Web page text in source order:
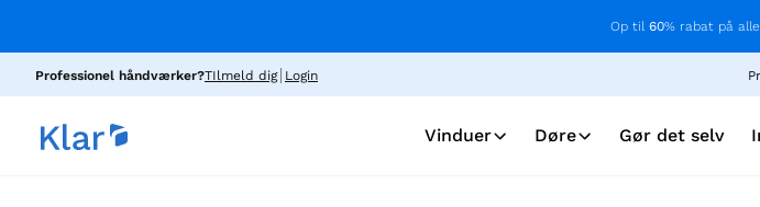
Op til 60% rabat på
Professionel håndværker?TIlmeld dig Login
Vinduer Døre Gør det selv